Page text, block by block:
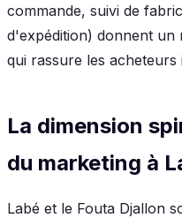
commande, suivi de
d'expédition) donnent un
qui rassure les acheteurs
La dimension
du marketing à
Labé et le Fouta Djallon